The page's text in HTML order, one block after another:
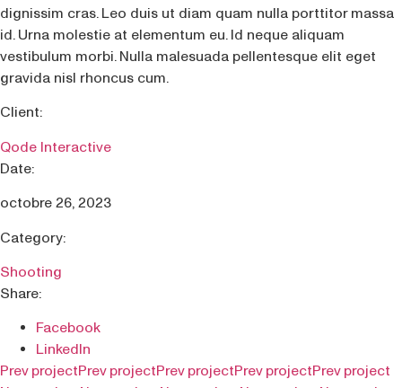
dignissim cras. Leo duis ut diam quam nulla porttitor massa
id. Urna molestie at elementum eu. Id neque aliquam
vestibulum morbi. Nulla malesuada pellentesque elit eget
gravida nisl rhoncus cum.
Client:
Qode Interactive
Date:
octobre 26, 2023
Category:
Shooting
Share:
Facebook
LinkedIn
Prev projectPrev projectPrev projectPrev projectPrev project